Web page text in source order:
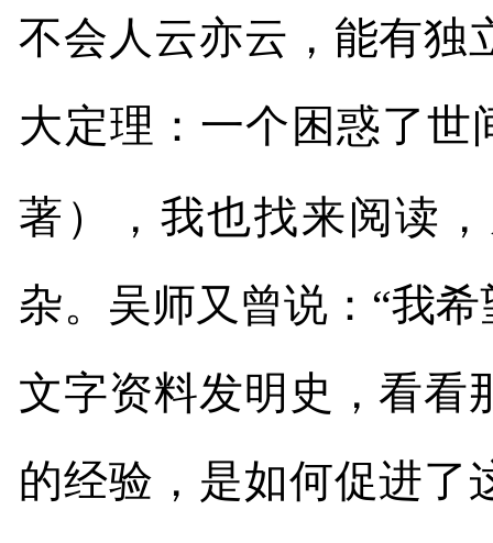
不会人云亦云，能有独
大定理：一个困惑了世
著），我也找来阅读
杂。吴师又曾说：“我
文字资料发明史，看看
的经验，是如何促进了